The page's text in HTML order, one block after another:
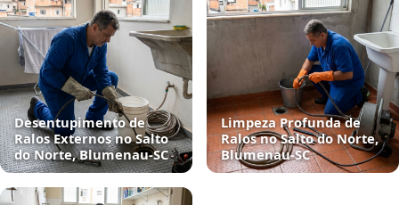
Desentupimento de
Ralos Externos no Salto
do Norte, Blumenau‑SC
Limpeza Profunda de
Ralos no Salto do Norte,
Blumenau‑SC